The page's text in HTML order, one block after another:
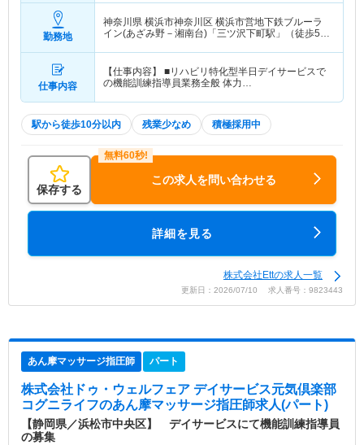
勤務地
神奈川県 横浜市神奈川区 横浜市営地下鉄ブルーラ
イン(あざみ野－湘南台)「三ツ沢下町駅」（徒歩5
仕事内容
【仕事内容】 ■リハビリ特化型半日デイサービスで
の機能訓練指導員業務全般 体力…
駅から徒歩10分以内 残業少なめ 積極採用中
保存する
この求人を問い合わせる
詳細を見る
株式会社Ettの求人一覧
更新日：2026/07/10 求人番号：9823443
あん摩マッサージ指圧師 パート
株式会社ドゥ・ウェルフェア デイサービス元気倶楽部
コグニライフのあん摩マッサージ指圧師求人(パート)
【静岡県／浜松市中央区】 デイサービスにて機能訓練指導員
の募集